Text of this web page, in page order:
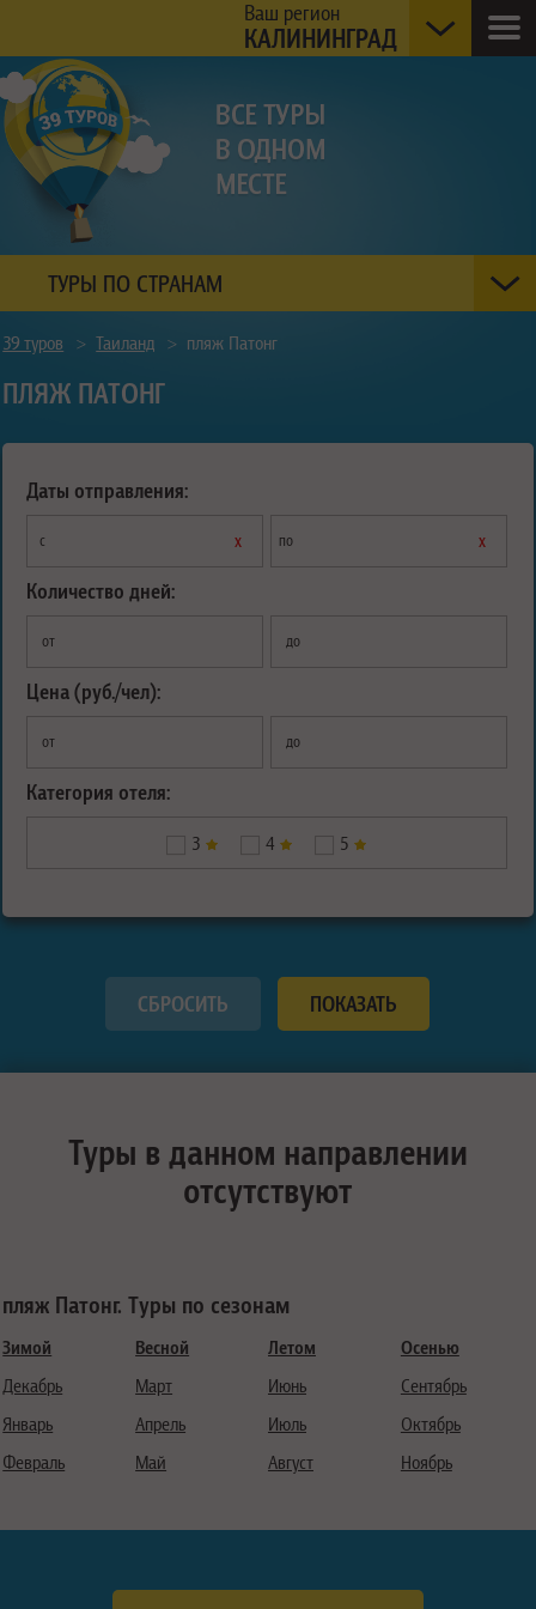
Ваш регион
КАЛИНИНГРАД
ТУРЫ ПО СТРАНАМ
39 туров > Таиланд > пляж Патонг
ПЛЯЖ ПАТОНГ
Даты отправления:
с х по х
Количество дней:
от до
Цена (руб./чел):
от до
Категория отеля:
3 4 5
Туры в данном направлении
отсутствуют
пляж Патонг. Туры по сезонам
Зимой
Декабрь
Январь
Февраль
Весной
Март
Апрель
Май
Летом
Июнь
Июль
Август
Осенью
Сентябрь
Октябрь
Ноябрь